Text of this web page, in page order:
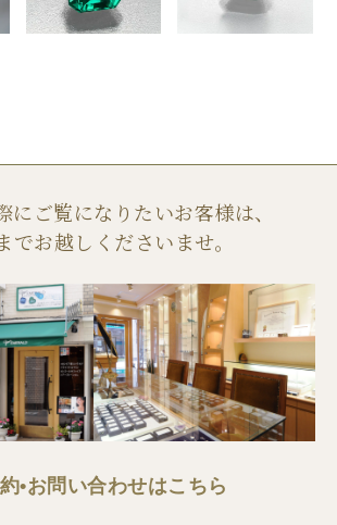
にご覧になりたいお客様は、
でお越しくださいませ。
•お問い合わせはこちら